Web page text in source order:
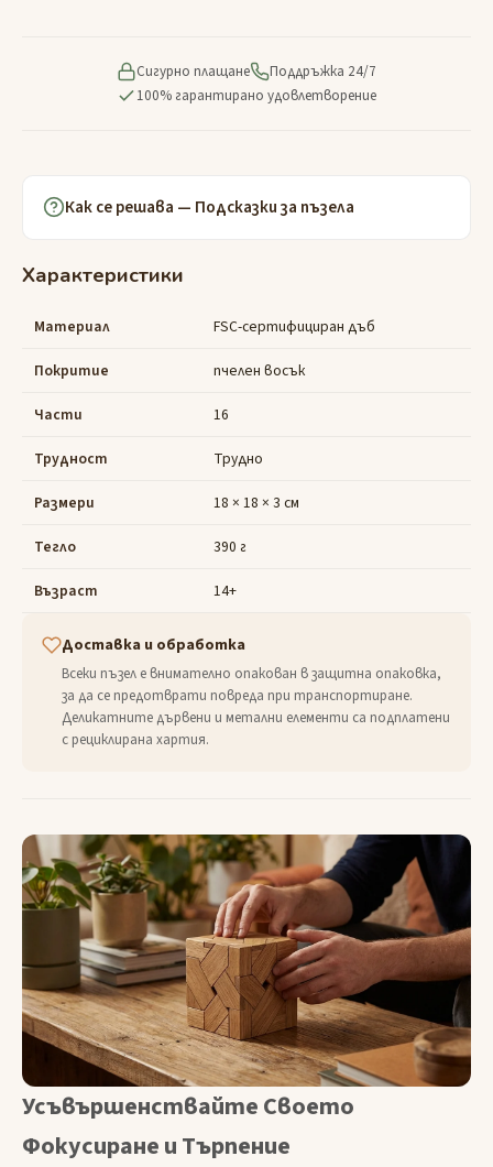
Сигурно плащане
Поддръжка 24/7
100% гарантирано удовлетворение
Как се решава — Подсказки за пъзела
Характеристики
Материал FSC-сертифициран дъб
Покритие пчелен восък
Части 16
Трудност Трудно
Размери 18 × 18 × 3 см
Тегло 390 г
Възраст 14+
Доставка и обработка
Всеки пъзел е внимателно опакован в защитна опаковка,
за да се предотврати повреда при транспортиране.
Деликатните дървени и метални елементи са подплатени
с рециклирана хартия.
Усъвършенствайте Своето
Фокусиране и Търпение